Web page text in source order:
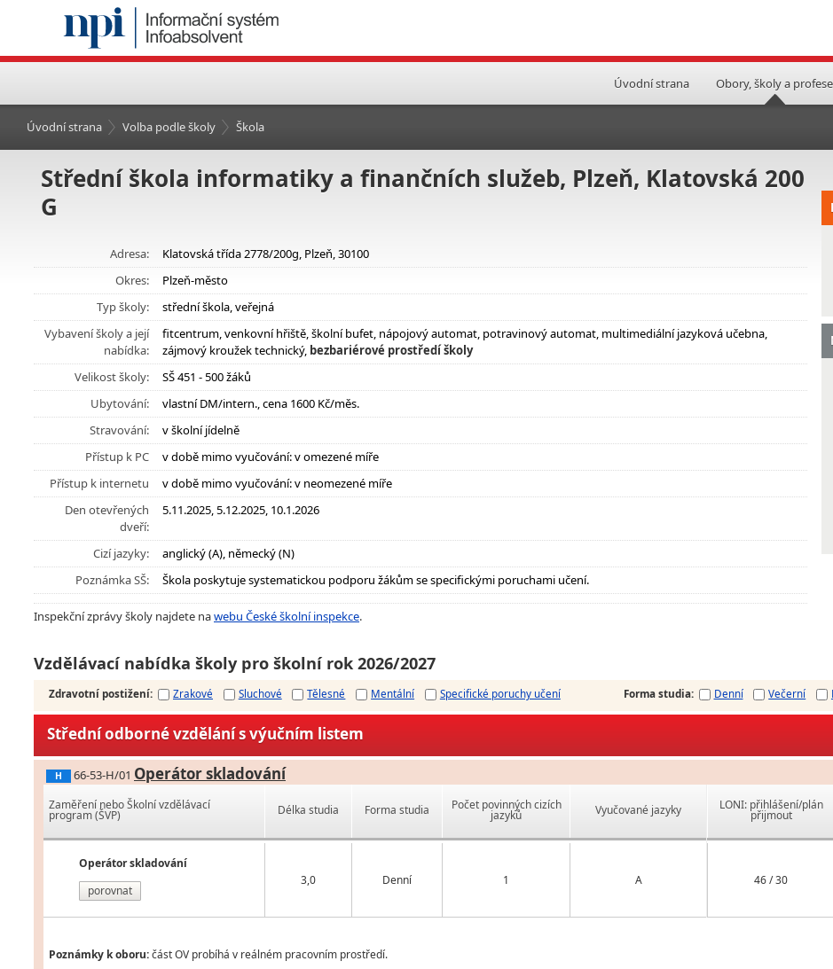
Úvodní strana Obory, školy a profese
Úvodní strana Volba podle školy Škola
Střední škola informatiky a finančních služeb, Plzeň, Klatovská 200
G
Adresa:
Klatovská třída 2778/200g, Plzeň, 30100
Okres:
Plzeň-město
Typ školy:
střední škola, veřejná
Vybavení školy a její
nabídka:
fitcentrum, venkovní hřiště, školní bufet, nápojový automat, potravinový automat, multimediální jazyková učebna,
zájmový kroužek technický, bezbariérové prostředí školy
Velikost školy:
SŠ 451 - 500 žáků
Ubytování:
vlastní DM/intern., cena 1600 Kč/měs.
Stravování:
v školní jídelně
Přístup k PC
v době mimo vyučování: v omezené míře
Přístup k internetu
v době mimo vyučování: v neomezené míře
Den otevřených
dveří:
5.11.2025, 5.12.2025, 10.1.2026
Cizí jazyky:
anglický (A), německý (N)
Poznámka SŠ:
Škola poskytuje systematickou podporu žákům se specifickými poruchami učení.
Inspekční zprávy školy najdete nawebu České školní inspekce.
Vzdělávací nabídka školy pro školní rok 2026/2027
Zdravotní postižení: Zrakové Sluchové Tělesné Mentální Specifické poruchy učení Forma studia: Denní Večerní
Střední odborné vzdělání s výučním listem
H 66-53-H/01 Operátor skladování
Zaměření nebo Školní vzdělávací
program (ŠVP)
Operátor skladování
porovnat
Délka studia Forma studia Počet povinných cizích
jazyků Vyučované jazyky
3,0 Denní 1 A
LONI: přihlášení/plán
přijmout
46 / 30
Poznámky k oboru:část OV probíhá v reálném pracovním prostředí.